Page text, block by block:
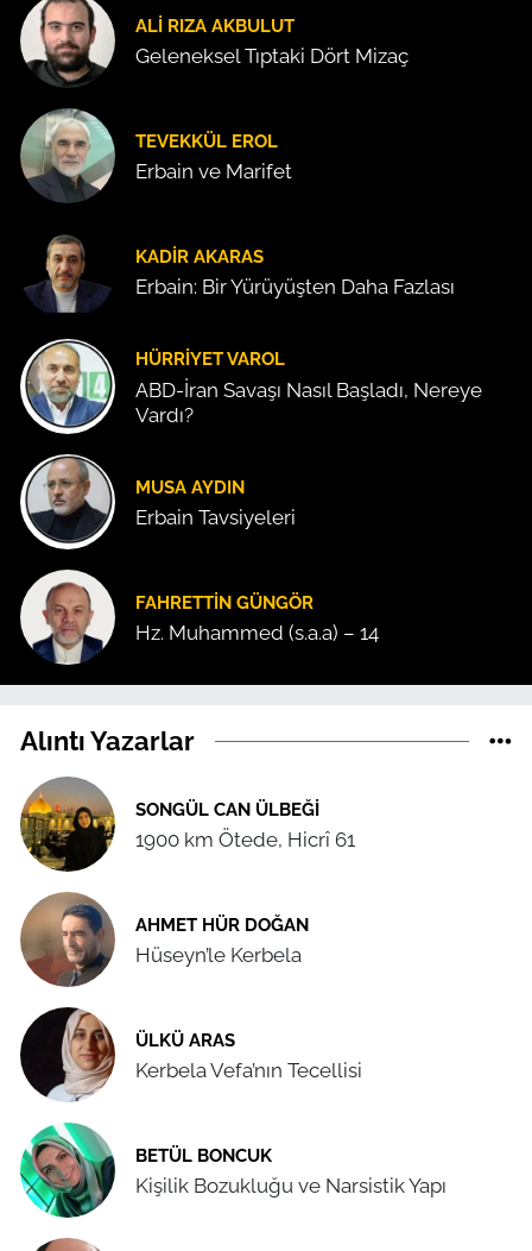
ALI RIZA AKBULUT
Geleneksel Tıptaki Dört Mizaç
TEVEKKÜL EROL
Erbain ve Marifet
KADIR AKARAS
Erbain: Bir Yürüyüşten Daha Fazlası
HÜRRIYET VAROL
ABD-İran Savaşı Nasıl Başladı, Nereye
Vardı?
MUSA AYDIN
Erbain Tavsiyeleri
FAHRETTIN GÜNGÖR
Hz. Muhammed (s.a.a) – 14
Alıntı Yazarlar
SONGÜL CAN ÜLBEĞI
1900 km Ötede, Hicrî 61
AHMET HÜR DOĞAN
Hüseyn’le Kerbela
ÜLKÜ ARAS
Kerbela Vefa’nın Tecellisi
BETÜL BONCUK
Kişilik Bozukluğu ve Narsistik Yapı